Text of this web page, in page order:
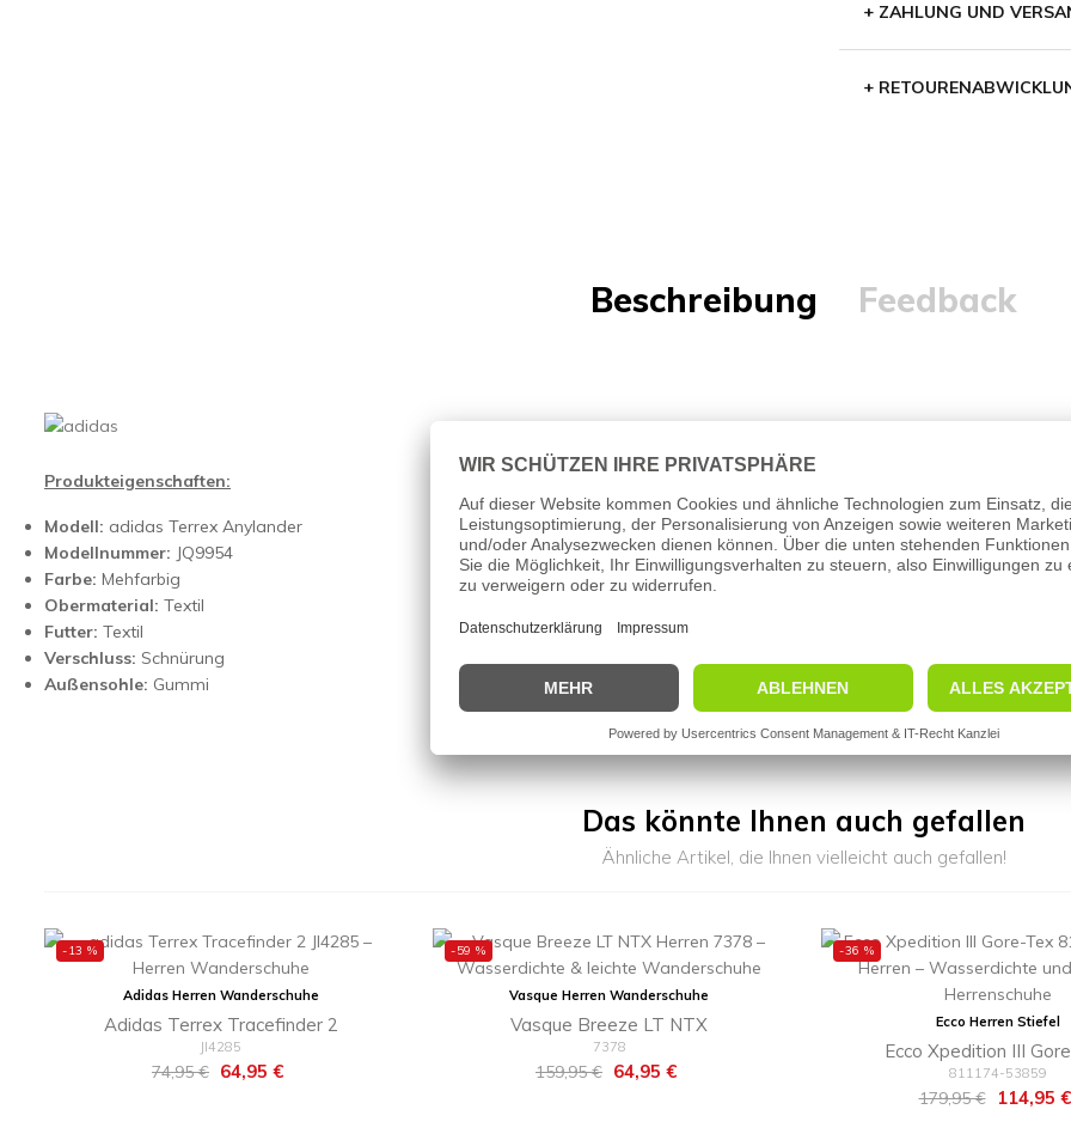
+ ZAHLUNG UND
+
Beschreibung Feedback
Produkteigenschaften:
Modell: adidas Terrex Anylander
Modellnummer: JQ9954
Farbe: Mehfarbig
Obermaterial: Textil
Futter: Textil
Verschluss: Schnürung
Außensohle: Gummi
Das könnte Ihnen auch gefallen
Ähnliche Artikel, die Ihnen vielleicht auch gefallen!
-13 %
Adidas Herren Wanderschuhe
Adidas Terrex Tracefinder 2
JI4285
Regulärer
74,95 € Preis
64,95 €
-59 %
Vasque Herren Wanderschuhe
Vasque Breeze LT NTX
7378
Regulärer
159,95 € Preis
64,95 €
-36 %
Ecco Herren Stiefel
Ecco Xpedition III
811174-53859
Regulärer
179,95 € Preis
114,95 €